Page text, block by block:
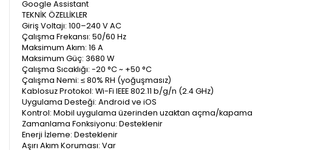
Google Assistant
TEKNİK ÖZELLİKLER
Giriş Voltajı: 100–240 V AC
Çalışma Frekansı: 50/60 Hz
Maksimum Akım: 16 A
Maksimum Güç: 3680 W
Çalışma Sıcaklığı: -20 °C ~ +50 °C
Çalışma Nemi: ≤ 80% RH (yoğuşmasız)
Kablosuz Protokol: Wi-Fi IEEE 802.11 b/g/n (2.4 GHz)
Uygulama Desteği: Android ve iOS
Kontrol: Mobil uygulama üzerinden uzaktan açma/kapama
Zamanlama Fonksiyonu: Desteklenir
Enerji İzleme: Desteklenir
Aşırı Akım Koruması: Var